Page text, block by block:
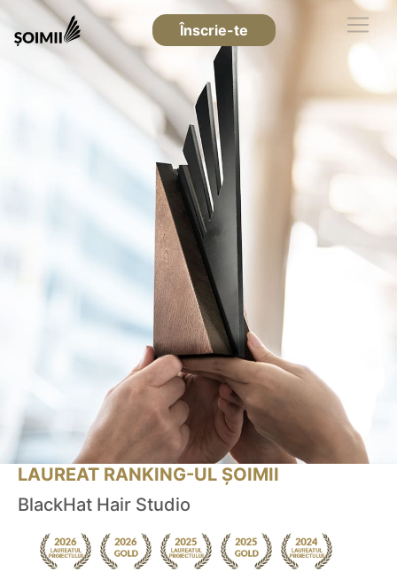
Înscrie-te
LAUREAT RANKING-UL ȘOIMII
BlackHat Hair Studio